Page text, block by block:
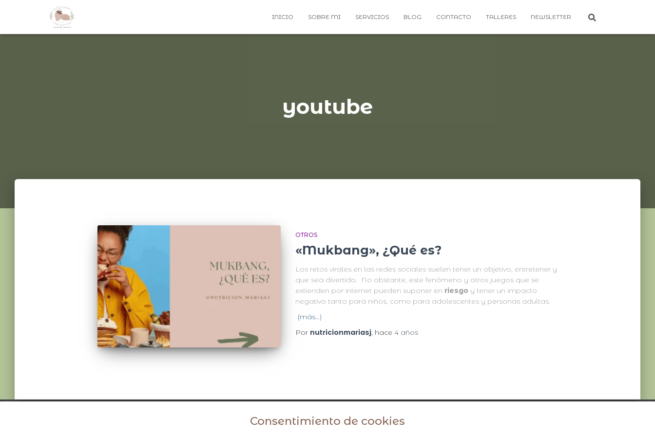
INICIO SOBRE MI SERVICIOS BLOG CONTACTO TALLERES NEWSLETTER
youtube
OTROS
«Mukbang», ¿Qué es?
Los retos virales en las redes sociales suelen tener un objetivo, entretener y
que sea divertido. No obstante, este fenómeno y otros juegos que se
extienden por internet pueden suponer en riesgo y tener un impacto
negativo tanto para niños, como para adolescentes y personas adultas.
(más…)
Por nutricionmariasj, hace 4 años
Avisos legales y política de privacidad
Consentimiento de cookies